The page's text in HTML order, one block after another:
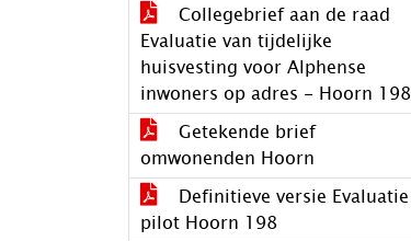
Collegebrief aan de raad
Evaluatie van tijdelijke
huisvesting voor Alphense
inwoners op adres - Hoorn 198
Getekende brief
omwonenden Hoorn
Definitieve versie Evaluatie
pilot Hoorn 198